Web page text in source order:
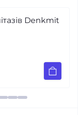
Denkmit